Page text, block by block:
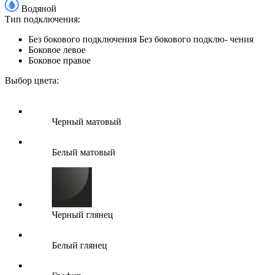
Водяной
Тип подключения:
Без бокового подключения Без бокового подклю- чения
Боковое левое
Боковое правое
Выбор цвета:
Черный матовый
Белый матовый
Черный глянец
Белый глянец